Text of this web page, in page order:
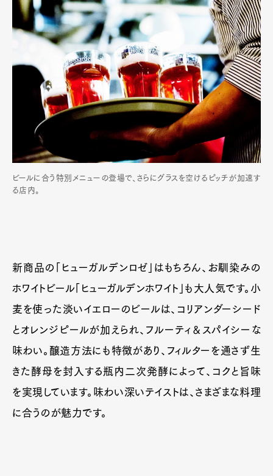
Official Columnist
Contact
Pen Meet
Pen international Pen tw
ビールに合う特別メニューの登場で、さらにグラスを空けるピッチが加速す
る店内。
新商品の「ヒューガルデンロゼ」はもちろん、お馴染みの
ホワイトビール「ヒューガルデンホワイト」も大人気です。小
麦を使った淡いイエローのビールは、コリアンダーシード
とオレンジピールが加えられ、フルーティ＆スパイシーな
味わい。醸造方法にも特徴があり、フィルターを通さず生
きた酵母を封入する瓶内二次発酵によって、コクと旨味
を実現しています。味わい深いテイストは、さまざまな料理
に合うのが魅力です。